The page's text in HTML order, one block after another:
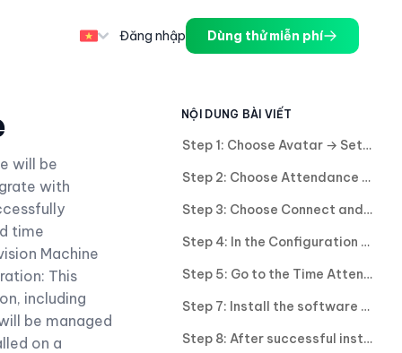
Đăng nhập Dùng thử miễn phí
will be
with
time
Machine
This
including
be managed
on a
NỘI DUNG BÀI VIẾT
Step 1: Choose Avatar → Setting.
Step 2: Choose Attendance → Attendance Machine.
Step 3: Choose Connect and display Connection Successful.
Step 4: In the Configuration section, select Create New and enter the required information.
Step 5: Go to the Time Attendance Connection tab to start the connection. Click Download to download the connection software to the system.
Step 7: Install the software on the computer.
Step 8: After successful installation of the software, open the software and go to the Settings section.